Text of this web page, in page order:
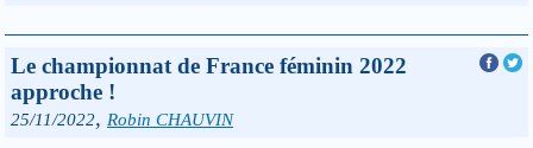
Le championnat de France féminin 2022
approche !
25/11/2022, Robin CHAUVIN